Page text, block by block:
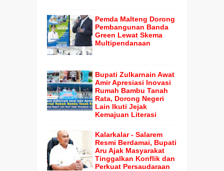
Pemda Malteng Dorong
Pembangunan Banda
Green Lewat Skema
Multipendanaan
Bupati Zulkarnain Awat
Amir Apresiasi Inovasi
Rumah Bambu Tanah
Rata, Dorong Negeri
Lain Ikuti Jejak
Kemajuan Literasi
Kalarkalar - Salarem
Resmi Berdamai, Bupati
Aru Ajak Masyarakat
Tinggalkan Konflik dan
Perkuat Persaudaraan